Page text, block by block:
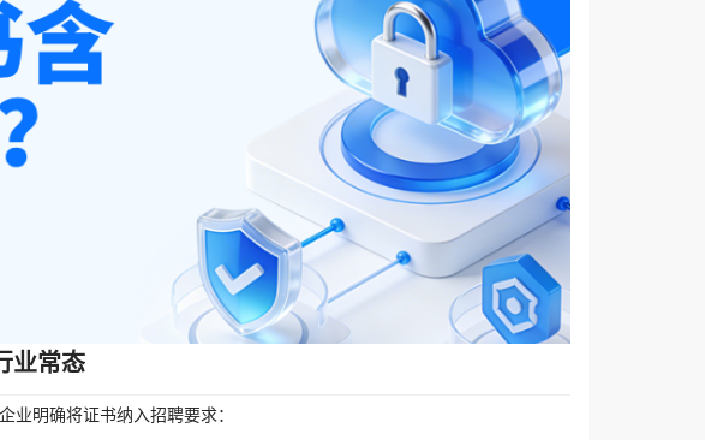
业常态
业明确将证书纳入招聘要求：